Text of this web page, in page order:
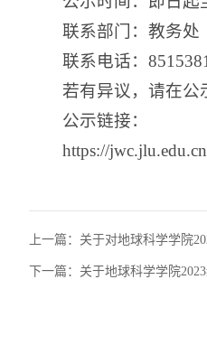
联系部门：教务处
联系电话：
若有异议，请在公
公示链接：
https://
上一篇： 关于对地球科学学院
下一篇： 关于地球科学学院